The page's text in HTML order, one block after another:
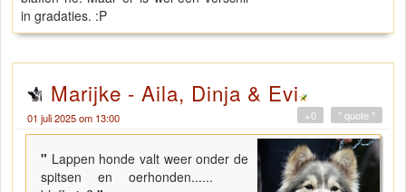
in gradaties. :P
Marijke - Aila, Dinja & Evi
01 juli 2025 om 13:00 " quote "
+0
" Lappen honde valt weer onder de
spitsen en oerhonden......